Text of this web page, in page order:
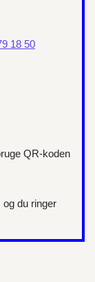
18 50
QR-koden
du ringer